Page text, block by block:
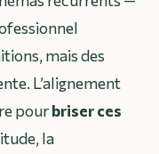
mais des
L’alignement
pourbriser ces
la